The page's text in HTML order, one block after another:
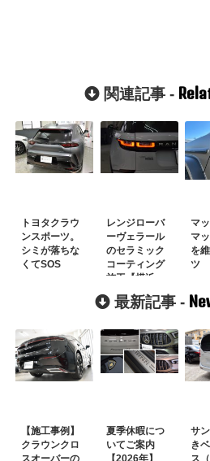
関連記事 -
トヨタクラウ
ンスポーツ。
シミが落ちな
くてSOS
レンジローバ
ーヴェラール
のセラミック
コーティング
施工【横浜
市】
マ
マ
を
ツ
最新記事 -
【施工事例】
クラウンクロ
スオーバーの
夏季休暇につ
いてご案内
【2026年】
サ
き
ス